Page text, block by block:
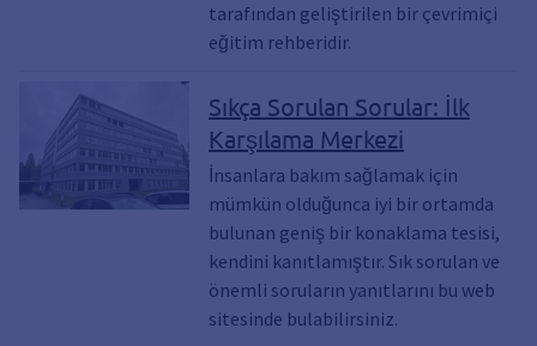
tarafından geliştirilen bir çevrimiçi
eğitim rehberidir.
Sıkça Sorulan Sorular: İlk
Karşılama Merkezi
İnsanlara bakım sağlamak için
mümkün olduğunca iyi bir ortamda
bulunan geniş bir konaklama tesisi,
kendini kanıtlamıştır. Sık sorulan ve
önemli soruların yanıtlarını bu web
sitesinde bulabilirsiniz.